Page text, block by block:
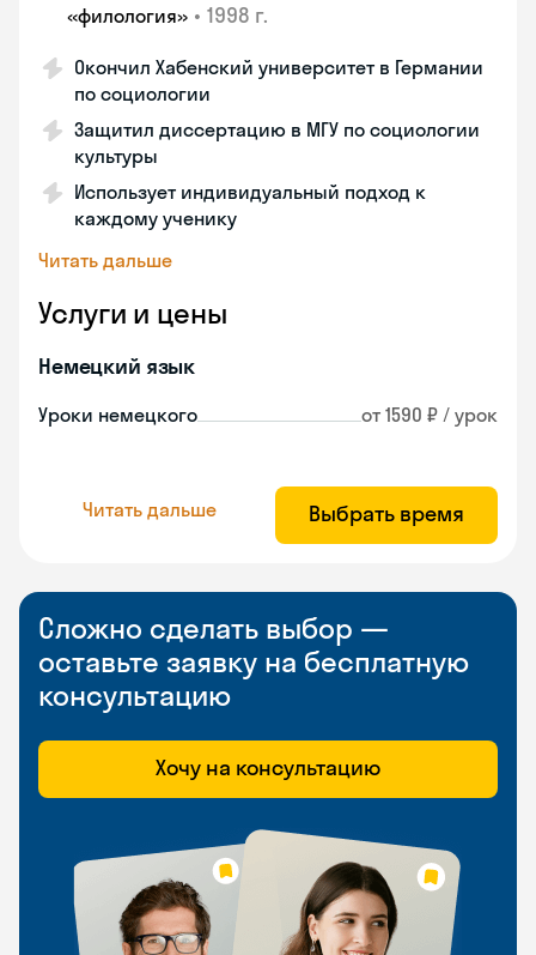
«филология» • 1998 г.
Окончил Хабенский университет в Германии
по социологии
Защитил диссертацию в МГУ по социологии
культуры
Использует индивидуальный подход к
каждому ученику
Читать дальше
Услуги и цены
Немецкий язык
Уроки немецкого от 1590 ₽ / урок
Читать дальше Выбрать время
Сложно сделать выбор —
оставьте заявку на бесплатную
консультацию
Хочу на консультацию